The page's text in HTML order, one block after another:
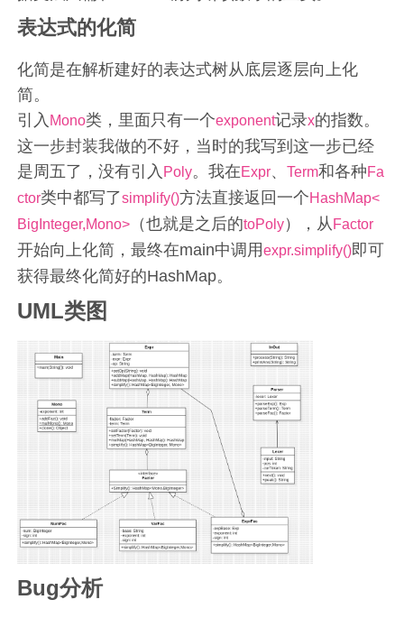
表达式的化简
化简是在解析建好的表达式树从底层逐层向上化
简。
引入 Mono类，里面只有一个exponent记录x的指数。
这一步封装我做的不好，当时的我写到这一步已经
是周五了，没有引入 Poly。我在Expr、Term和各种Fa
ctor类中都写了simplify()方法直接返回一个HashMap<
BigInteger,Mono> （也就是之后的toPoly），从 Factor
开始向上化简，最终在main中调用expr.simplify()即可
获得最终化简好的HashMap。
UML类图
Bug分析